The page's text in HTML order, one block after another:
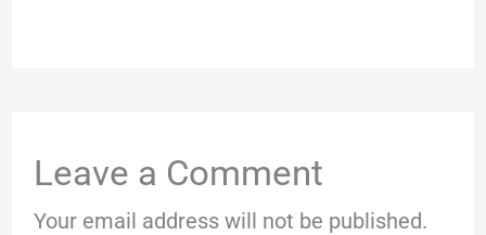
Leave a Comment
Your email address will not be published.